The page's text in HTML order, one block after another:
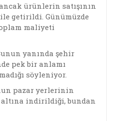
ürünlerin satışının
getirildi. Günümüzde
maliyeti
yanında şehir
pek bir anlamı
söyleniyor.
pazar yerlerinin
altına indirildiği, bundan